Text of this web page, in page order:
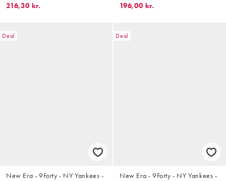
216,30 kr.
196,00 kr.
Deal
New Era - 9Forty - NY Yankees -
Deal
New Era - 9Forty - NY Yankees -